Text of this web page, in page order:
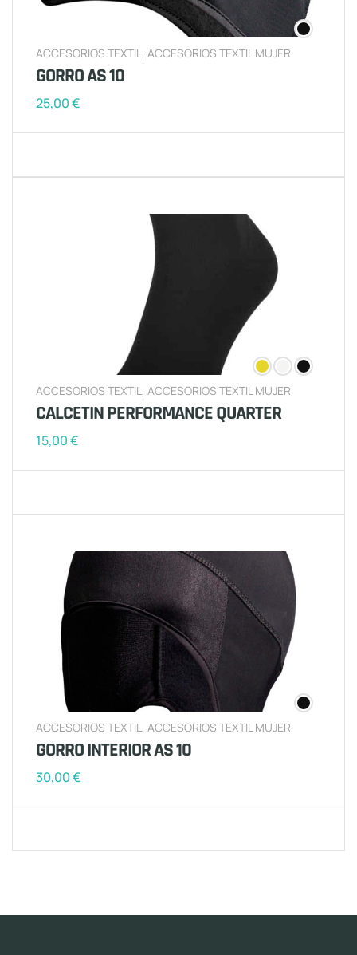
ACCESORIOS TEXTIL, ACCESORIOS TEXTIL MUJER
GORRO AS 10
25,00€
ACCESORIOS TEXTIL , ACCESORIOS TEXTIL MUJER
CALCETIN PERFORMANCE QUARTER
15,00€
ACCESORIOS TEXTIL, ACCESORIOS TEXTIL MUJER
GORRO INTERIOR AS 10
30,00€